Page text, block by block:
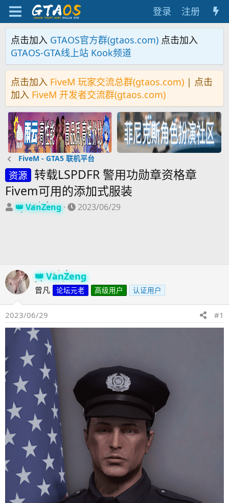
登录 注册
点击加入 GTAOS官方群(gtaos.com) 点击加入
GTAOS-GTA线上站 Kook频道
点击加入 FiveM 玩家交流总群(gtaos.com) | 点击
加入 FiveM 开发者交流群(gtaos.com)
FiveM - GTA5 联机平台
资源 转载LSPDFR 警用功勋章资格章
Fivem可用的添加式服装
主 VanZeng
开
2023/06/29
VanZeng
曾凡 论坛元老 高级用户 认证用户
2023/06/29 #1